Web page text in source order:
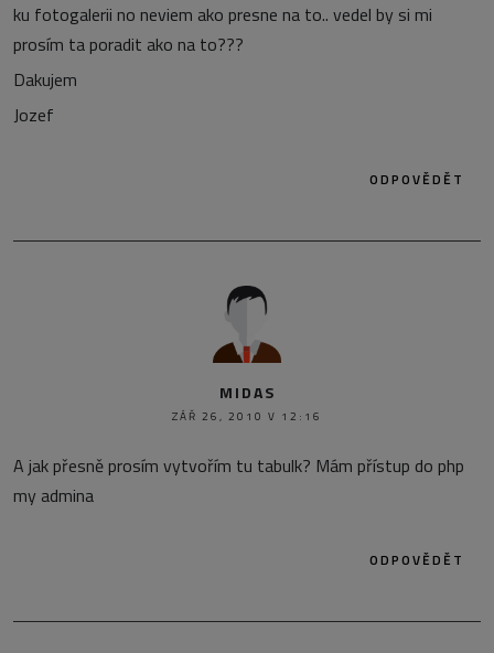
ku fotogalerii no neviem ako presne na to.. vedel by si mi
prosím ta poradit ako na to???
Dakujem
Jozef
ODPOVĚDĚT
MIDAS
ZÁŘ 26, 2010 V 12:16
A jak přesně prosím vytvořím tu tabulk? Mám přístup do php
my admina
ODPOVĚDĚT